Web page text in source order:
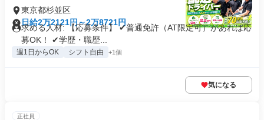
東京都杉並区
日給2万2121円～2万8721円
求める人材: 【応募条件】 ✔普通免許（AT限定可）があれば応
募OK！ ✔学歴・職歴...
週1日からOK シフト自由 +1個
気になる
正社員